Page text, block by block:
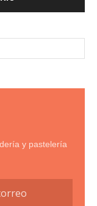
y pastelería